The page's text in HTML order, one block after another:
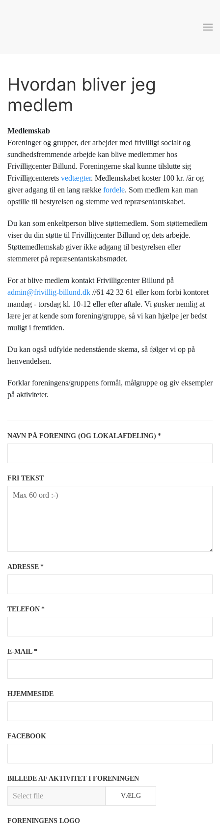
Hvordan bliver jeg
medlem
Medlemskab
Foreninger og grupper, der arbejder med frivilligt socialt og
sundhedsfremmende arbejde kan blive medlemmer hos
Frivilligcenter Billund. Foreningerne skal kunne tilslutte sig
Frivilligcenterets vedtægter. Medlemskabet koster 100 kr. /år og
giver adgang til en lang række fordele. Som medlem kan man
opstille til bestyrelsen og stemme ved repræsentantskabet.
Du kan som enkeltperson blive støttemedlem. Som støttemedlem
viser du din støtte til Frivilligcenter Billund og dets arbejde.
Støttemedlemskab giver ikke adgang til bestyrelsen eller
stemmeret på repræsentantskabsmødet.
For at blive medlem kontakt Frivilligcenter Billund på
admin@frivillig-billund.dk //61 42 32 61 eller kom forbi kontoret
mandag - torsdag kl. 10-12 eller efter aftale. Vi ønsker nemlig at
lære jer at kende som forening/gruppe, så vi kan hjælpe jer bedst
muligt i fremtiden.
Du kan også udfylde nedenstående skema, så følger vi op på
henvendelsen.
Forklar foreningens/gruppens formål, målgruppe og giv eksempler
på aktiviteter.
NAVN PÅ FORENING (OG LOKALAFDELING) *
FRI TEKST
ADRESSE *
TELEFON *
E-MAIL *
HJEMMESIDE
FACEBOOK
BILLEDE AF AKTIVITET I FORENINGEN
VÆLG
FORENINGENS LOGO